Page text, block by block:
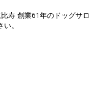
寿 創業61年のドッグサロ
。